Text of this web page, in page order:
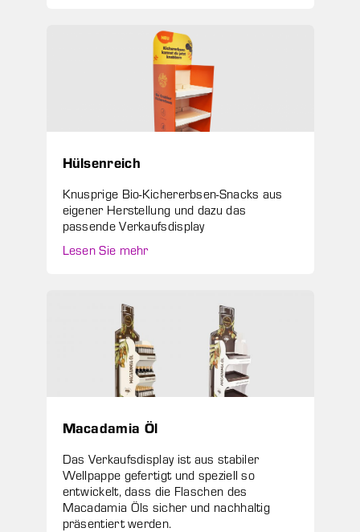
Hülsenreich
Knusprige Bio-Kichererbsen-Snacks aus
eigener Herstellung und dazu das
passende Verkaufsdisplay
Lesen Sie mehr
Macadamia Öl
Das Verkaufsdisplay ist aus stabiler
Wellpappe gefertigt und speziell so
entwickelt, dass die Flaschen des
Macadamia Öls sicher und nachhaltig
präsentiert werden.